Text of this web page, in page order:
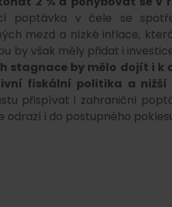
poptávka v čele se
mezd a nízké inflace,
by však měly přidat i
stagnace by mělo dojít i k
fiskální politika a nižší
přispívat i zahraniční
i do postupného